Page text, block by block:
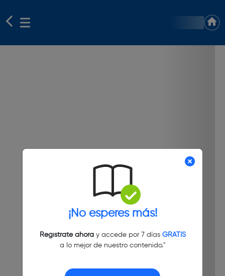
¡No esperes más!
Regístrate ahoray accede por 7 días GRATIS
a lo mejor de nuestro contenido."